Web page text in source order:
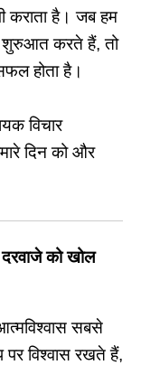
कराता है। जब हम
शुरुआत करते हैं, तो
होता है।
विचार
दिन को और
दरवाजे को खोल
सबसे
विश्वास रखते हैं,